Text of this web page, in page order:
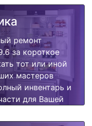
ремонт
за короткое
тот или иной
мастеров
инвентарь и
для Вашей